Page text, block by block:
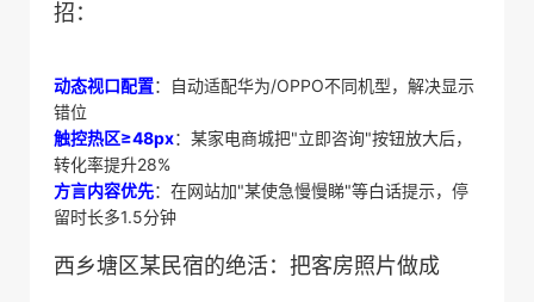
招：
​动态视口配置​​：自动适配华为/OPPO不同机型，解决显示
错位
​触控热区≥48px​​：某家电商城把"立即咨询"按钮放大后，
转化率提升28%
​方言内容优先​​：在网站加"某使急慢慢睇"等白话提示，停
留时长多1.5分钟
西乡塘区某民宿的绝活：把客房照片做成